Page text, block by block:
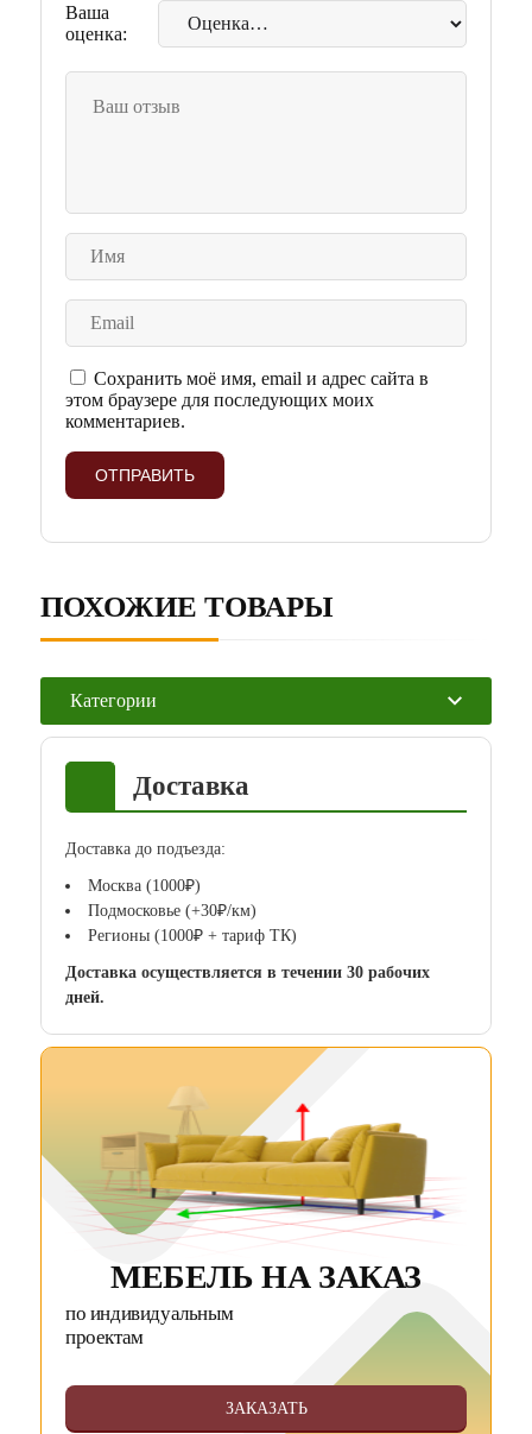
Категории
Доставка
Доставка до подъезда:
Москва (1000₽)
Подмосковье (+30₽/км)
Регионы (1000₽ + тариф ТК)
Доставка осуществляется в течении 30 рабочих
дней.
МЕБЕЛЬ НА ЗАКАЗ
по индивидуальным
проектам
ЗАКАЗАТЬ
Ваша
оценка:
Сохранить моё имя, email и адрес сайта в
этом браузере для последующих моих
комментариев.
ПОХОЖИЕ ТОВАРЫ